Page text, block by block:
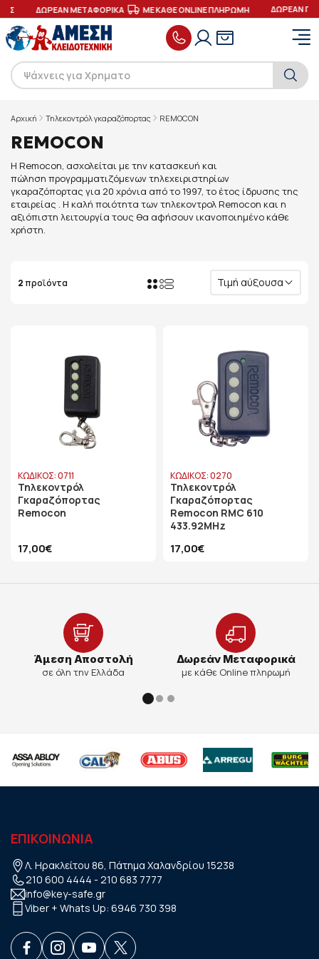
ΔΩΡΕΑΝ ΜΕΤΑΦΟΡΙΚΑ ΜΕ ΚΑΘΕ ONLINE ΠΛΗΡΩΜΗ ΔΩΡΕΑΝ
Αρχική Τηλεκοντρόλ γκαραζόπορτας REMOCON
REMOCON
Η Remocon, ασχολείται με την κατασκευή και
πώληση προγραμματιζόμενων τηλεχειριστηρίων
γκαραζόπορτας για 20 χρόνια από το 1997, το έτος ίδρυσης της
εταιρείας . Η καλή ποιότητα των τηλεκοντρολ Remocon και η
αξιόπιστη λειτουργία τους θα αφήσουν ικανοποιημένο κάθε
χρήστη.
2 προϊόντα Τιμή αύξουσα
ΚΩΔΙΚΟΣ: 0711
Τηλεκοντρόλ
Γκαραζόπορτας
Remocon
17,00€
ΚΩΔΙΚΟΣ: 0270
Τηλεκοντρόλ
Γκαραζόπορτας
Remocon RMC 610
433.92MHz
17,00€
Άμεση Αποστολή
σε όλη την Ελλάδα
Δωρεάν Μεταφορικά
με κάθε Online πληρωμή
ΕΠΙΚΟΙΝΩΝΙΑ
Λ. Ηρακλείτου 86, Πάτημα Χαλανδρίου 15238
210 600 4444 - 210 683 7777
info@key-safe.gr
Viber + Whats Up: 6946 730 398